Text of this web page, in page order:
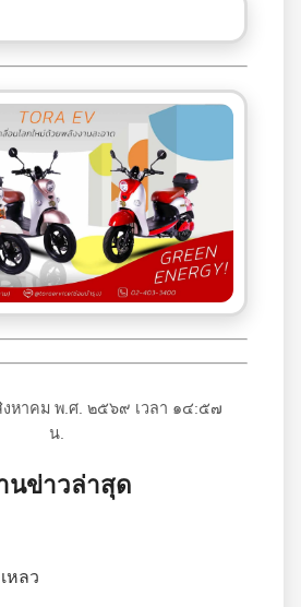
หาคม พ.ศ. ๒๕๖๙ เวลา ๑๔:๕๗
น.
นข่าวล่าสุด
หลว